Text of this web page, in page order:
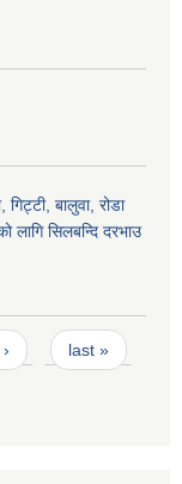
बालुवा, रोडा
लागि सिलबन्दि दरभाउ
last »